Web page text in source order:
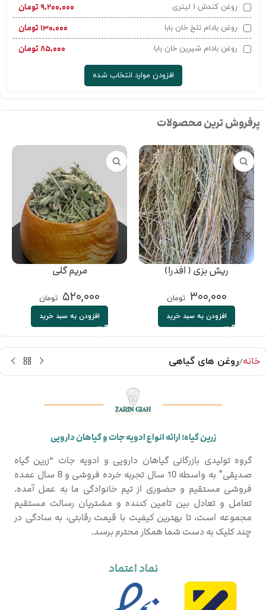
روغن کندش 1 لیتری ۹,۲۰۰,۰۰۰ تومان
روغن بادام تلخ خان بابا ۱۳۰,۰۰۰ تومان
روغن بادام شیرین خان بابا ۸۵,۰۰۰ تومان
افزودن موارد انتخاب شده
پرفروش ترین محصولات
ریش بزی ( افدرا)
۳۰۰,۰۰۰ تومان
افزودن به سبد خرید
مریم گلی
۵۲۰,۰۰۰ تومان
افزودن به سبد خرید
خانه روغن های گیاهی
زرین گیاه؛ ارائه انواع ادویه جات و گیاهان دارویی
گروه تولیدی بازرگانی گیاهان دارویی و ادویه جات “زرین گیاه
صدیقی” به واسطه 10 سال تجربه خرده فروشی و 8 سال عمده
فروشی مستقیم و حضوری از تیم خانوادگی ما به عمل آمده.
تعامل و تعادل بین تامین کننده و مشتریان رسالت مستقیم
مجموعه است، تا بهترین کیفیت با قیمت رقابتی، به سادگی در
چند کلیک به دست شما همکار محترم برسد.
نماد اعتماد